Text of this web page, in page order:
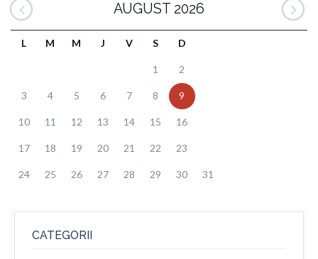
AUGUST 2026
L M M J V S D
1 2
3 4 5 6 7 8 9
10 11 12 13 14 15 16
17 18 19 20 21 22 23
24 25 26 27 28 29 30 31
CATEGORII